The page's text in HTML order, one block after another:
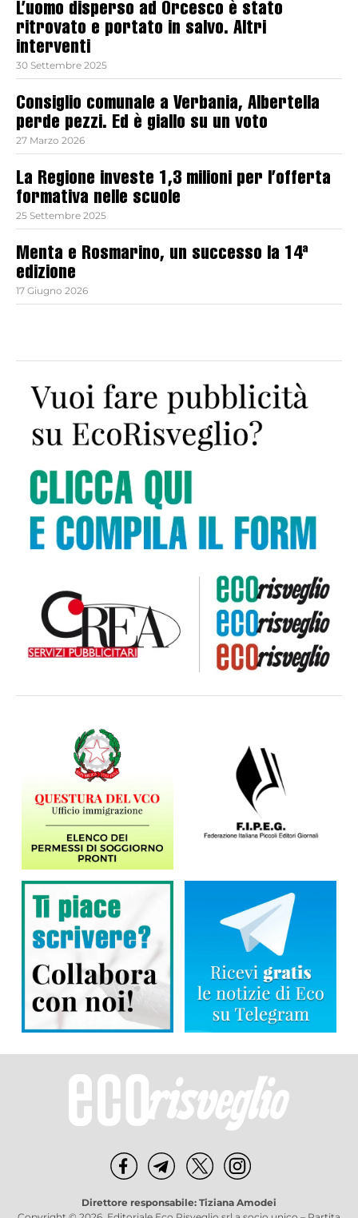
L’uomo disperso ad Orcesco è stato
ritrovato e portato in salvo. Altri
interventi
30 Settembre 2025
Consiglio comunale a Verbania, Albertella
perde pezzi. Ed è giallo su un voto
27 Marzo 2026
La Regione investe 1,3 milioni per l’offerta
formativa nelle scuole
25 Settembre 2025
Menta e Rosmarino, un successo la 14ª
edizione
17 Giugno 2026
Direttore responsabile: Tiziana Amodei